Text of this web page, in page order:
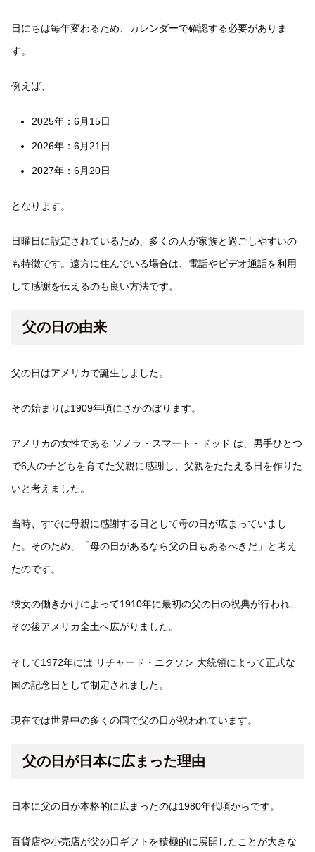
日にちは毎年変わるため、カレンダーで確認する必要がありま
す。
例えば、
2025年：6月15日
2026年：6月21日
2027年：6月20日
となります。
日曜日に設定されているため、多くの人が家族と過ごしやすいの
も特徴です。遠方に住んでいる場合は、電話やビデオ通話を利用
して感謝を伝えるのも良い方法です。
父の日の由来
父の日はアメリカで誕生しました。
その始まりは1909年頃にさかのぼります。
アメリカの女性である ソノラ・スマート・ドッド は、男手ひとつ
で6人の子どもを育てた父親に感謝し、父親をたたえる日を作りた
いと考えました。
当時、すでに母親に感謝する日として母の日が広まっていまし
た。そのため、「母の日があるなら父の日もあるべきだ」と考え
たのです。
彼女の働きかけによって1910年に最初の父の日の祝典が行われ、
その後アメリカ全土へ広がりました。
そして1972年には リチャード・ニクソン 大統領によって正式な
国の記念日として制定されました。
現在では世界中の多くの国で父の日が祝われています。
父の日が日本に広まった理由
日本に父の日が本格的に広まったのは1980年代頃からです。
百貨店や小売店が父の日ギフトを積極的に展開したことが大きな